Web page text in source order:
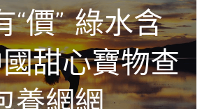
“價” 綠水含
國甜心寶物查